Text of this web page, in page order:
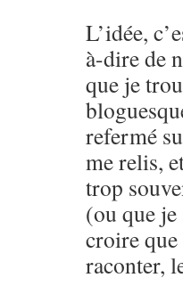
L’idée,
à-dire de
que je
refermé
me relis,
trop
(ou que je
croire
raconter,